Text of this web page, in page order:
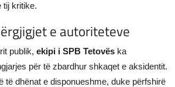
tij kritike.
e autoriteteve
publik, ekipi i SPB Tetovës ka
për të zbardhur shkaqet e aksidentit.
të dhënat e disponueshme, duke përfshirë